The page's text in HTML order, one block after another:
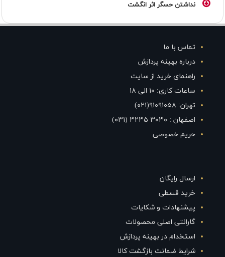
نداشتن حسگر اثر انگشت
تماس با ما
درباره بهینه پردازش
راهنمای خرید از سایت
ساعات کاری: ۱۰ الی ۱۸
تهران: ۹۱۰۹۱۰۵۸(۰۲۱)
اصفهان : ۳۰۳۰ ۳۲۳۵ (۰۳۱)
حریم خصوصی
ارسال رایگان
خرید قسطی
پیشنهادات و شکایات
گارانتی اصلی محصولات
استخدام در بهینه پردازش
شرایط ضمانت بازگشت کالا